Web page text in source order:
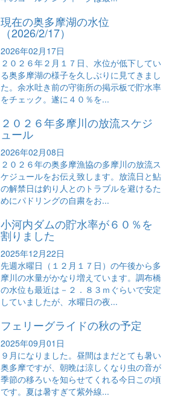
現在の奥多摩湖の水位
（2026/2/17）
2026年02月17日
２０２６年２月１７日、水位が低下してい
る奥多摩湖の様子を久しぶりに見てきまし
た。余水吐き前の守衛所の掲示板で貯水率
をチェック。遂に４０％を...
２０２６年多摩川の放流スケジ
ュール
2026年02月08日
２０２６年の奥多摩漁協の多摩川の放流ス
ケジュールをお伝え致します。放流日と鮎
の解禁日は釣り人とのトラブルを避けるた
めにパドリングの自粛をお...
小河内ダムの貯水率が６０％を
割りました
2025年12月22日
先週水曜日（１２月１７日）の午後から多
摩川の水量がかなり増えています。調布橋
の水位も最近は－２．８３ｍぐらいで安定
していましたが、水曜日の夜...
フェリーグライドの秋の予定
2025年09月01日
９月になりました。昼間はまだとても暑い
奥多摩ですが、朝晩は涼しくなり虫の音が
季節の移ろいを知らせてくれる今日この頃
です。夏は暑すぎて紫外線...